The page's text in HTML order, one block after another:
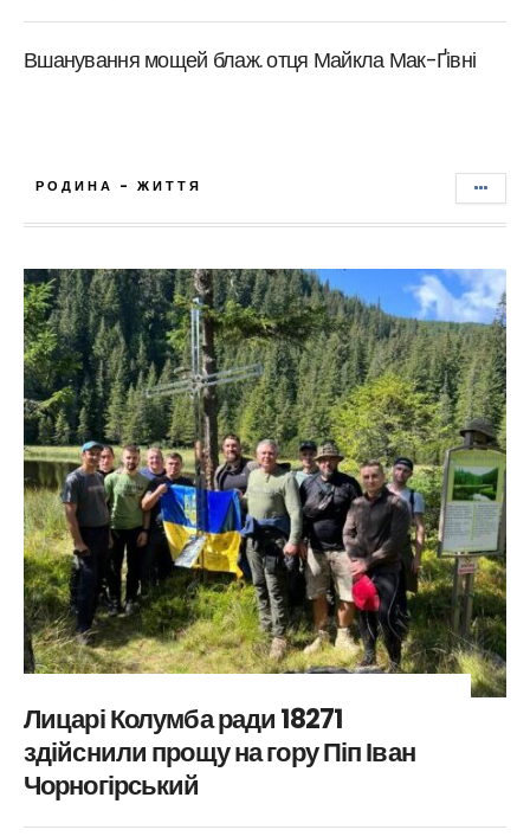
Вшанування мощей блаж. отця Майкла Мак-Ґівні
РОДИНА - ЖИТТЯ
Лицарі Колумба ради 18271
здійснили прощу на гору Піп Іван
Чорногірський